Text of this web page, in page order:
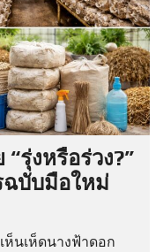
รุ่งหรือร่วง?”
ฉบับมือใหม่
ห็นเห็ดนางฟ้าดอก